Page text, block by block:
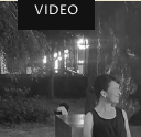
VIDEO